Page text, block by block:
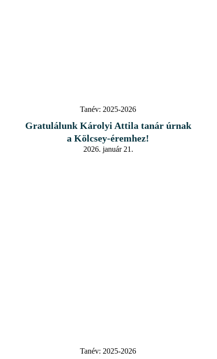
Tanév: 2025-2026
Gratulálunk Károlyi Attila tanár úrnak
a Kölcsey-éremhez!
2026. január 21.
Tanév: 2025-2026